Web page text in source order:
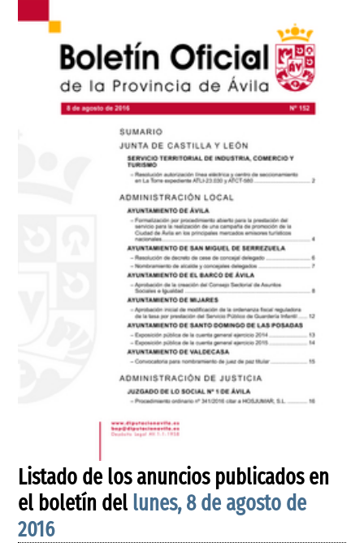
Listado de los anuncios publicados en
el boletín del lunes, 8 de agosto de
2016